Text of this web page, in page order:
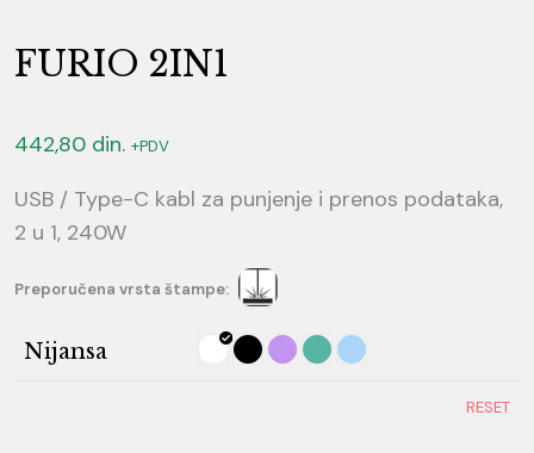
FURIO 2IN1
442,80 din. +PDV
USB / Type-C kabl za punjenje i prenos podataka,
2 u 1, 240W
Preporučena vrsta štampe:
Nijansa
RESET